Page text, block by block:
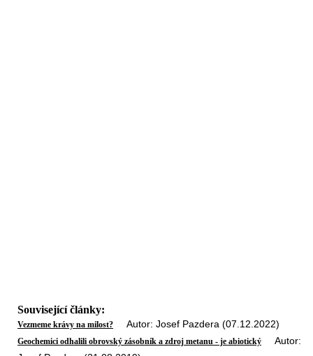
Související články:
Vezmeme krávy na milost? Autor: Josef Pazdera (07.12.2022)
Geochemici odhalili obrovský zásobník a zdroj metanu - je abiotický Autor: